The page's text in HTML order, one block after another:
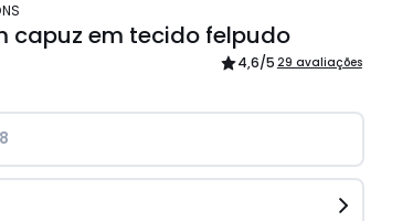
capuz em tecido felpudo
4,6/5 29 avaliações